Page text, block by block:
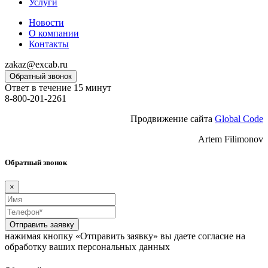
Новости
О компании
Контакты
zakaz@excab.ru
Обратный звонок
Ответ в течение 15 минут
8-800-201-2261
Продвижение сайта Global Code
Artem Filimonov
Обратный звонок
×
Отправить заявку
нажимая кнопку «Отправить заявку» вы даете согласие на
обработку ваших персональных данных